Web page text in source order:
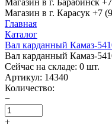
Магазин в г. Барабинск
Магазин в г. Карасук +7
Главная
Каталог
Вал карданный Камаз-
Вал карданный Камаз-
Сейчас на складе: 0 шт.
Артикул: 14340
Количество:
−
+